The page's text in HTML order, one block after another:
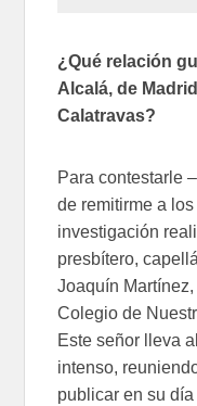
¿Qué relación
Alcalá, de
Calatravas?
Para contestarle
de remitirme a
investigación
presbítero,
Joaquín
Colegio de
Este señor lleva
intenso,
publicar en su